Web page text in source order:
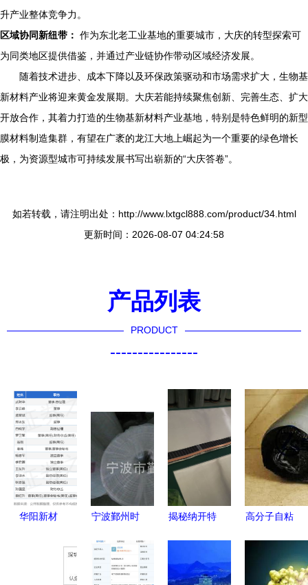
升产业整体竞争力。
区域协同新纽带： 作为东北老工业基地的重要城市，大庆的转型探索可
为同类地区提供借鉴，并通过产业链协作带动区域经济发展。
随着技术进步、成本下降以及环保政策驱动和市场需求扩大，生物基
新材料产业将迎来黄金发展期。大庆若能持续聚焦创新、完善生态、扩大
开放合作，其着力打造的生物基新材料产业基地，特别是特色鲜明的新型
膜材料制造集群，有望在广袤的龙江大地上崛起为一个重要的绿色增长
极，为资源型城市可持续发展书写出崭新的“大庆答卷”。
如若转载，请注明出处：http://www.lxtgcl888.com/product/34.html
更新时间：2026-08-07 04:24:58
产品列表
PRODUCT
----------------
华阳新材
宁波鄞州时
厂 深耕新
型膜材料制
揭秘纳开特
热膜的一站
高分子自粘
材 革新防
水材料市场